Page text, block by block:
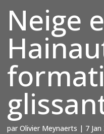
Neige
parOlivier Meynaerts | 7